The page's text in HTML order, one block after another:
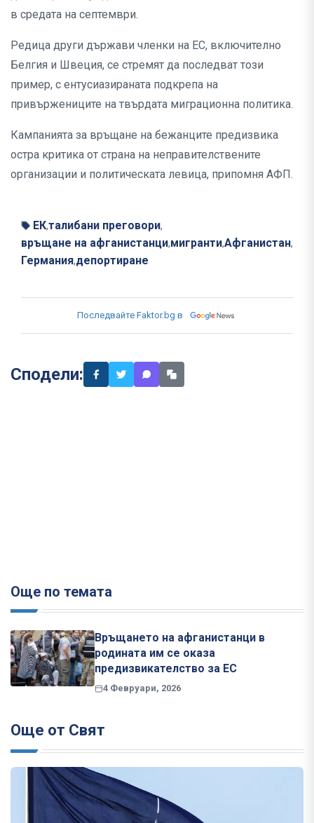
в средата на септември.
Редица други държави членки на ЕС, включително
Белгия и Швеция, се стремят да последват този
пример, с ентусиазираната подкрепа на
привържениците на твърдата миграционна политика.
Кампанията за връщане на бежанците предизвика
остра критика от страна на неправителствените
организации и политическата левица, припомня АФП.
ЕК,талибани преговори,
връщане на афганистанци,мигранти,Афганистан,
Германия,депортиране
Последвайте Faktor.bg в
Сподели:
Още по темата
Връщането на афганистанци в
родината им се оказа
предизвикателство за ЕС
4 Февруари, 2026
Още от Свят